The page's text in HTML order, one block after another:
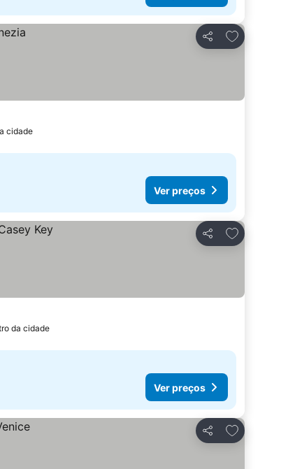
Partilhar
Adicionar aos
cidade
Ver preços
Partilhar
Adicionar aos
da cidade
Ver preços
Partilhar
Adicionar aos